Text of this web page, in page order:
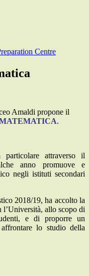
Centre
Amaldi propone il
.
attraverso il
anno promuove e
negli istituti secondari
2018/19, ha accolto la
l’Università, allo scopo di
e di proporre un
lo studio della